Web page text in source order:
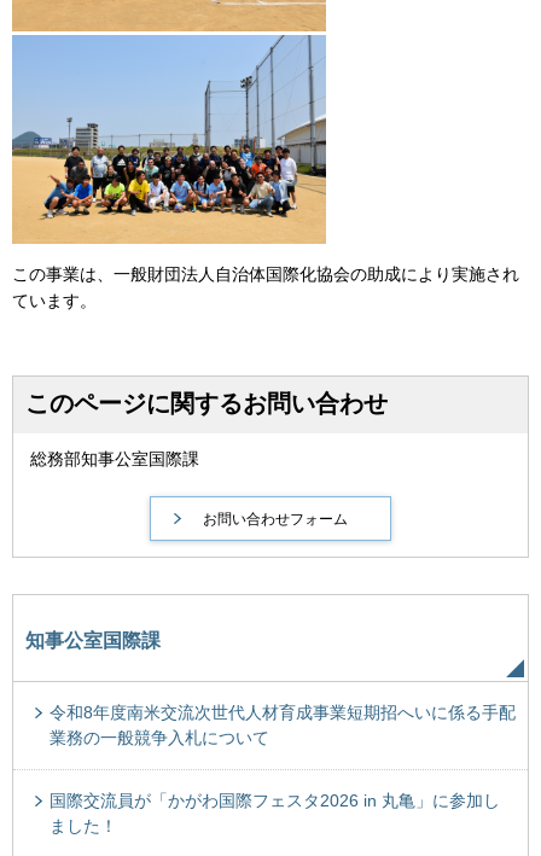
この事業は、一般財団法人自治体国際化協会の助成により実施され
ています。
このページに関するお問い合わせ
総務部知事公室国際課
知事公室国際課
令和8年度南米交流次世代人材育成事業短期招へいに係る手配
業務の一般競争入札について
国際交流員が「かがわ国際フェスタ2026 in 丸亀」に参加し
ました！